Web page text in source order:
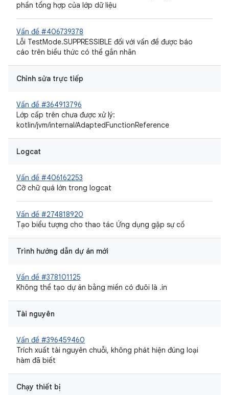
phần tổng hợp của lớp dữ liệu
Vấn đề #406739378
Lỗi TestMode.SUPPRESSIBLE đối với vấn đề được báo
cáo trên biểu thức có thể gắn nhãn
Chỉnh sửa trực tiếp
Vấn đề #364913796
Lớp cấp trên chưa được xử lý:
kotlin/jvm/internal/AdaptedFunctionReference
Logcat
Vấn đề #406162253
Cỡ chữ quá lớn trong logcat
Vấn đề #274818920
Tạo biểu tượng cho thao tác Ứng dụng gặp sự cố
Trình hướng dẫn dự án mới
Vấn đề #378101125
Không thể tạo dự án bằng miền có đuôi là .in
Tài nguyên
Vấn đề #396459460
Trích xuất tài nguyên chuỗi, không phát hiện đúng loại
hàm đã biết
Chạy thiết bị